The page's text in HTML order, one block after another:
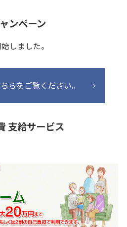
ンペーン
しました。
らをご覧ください。
支給サービス